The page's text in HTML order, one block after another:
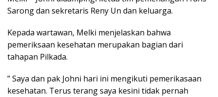
Sarong dan sekretaris Reny Un dan keluarga.
Kepada wartawan, Melki menjelaskan bahwa
pemeriksaan kesehatan merupakan bagian dari
tahapan Pilkada.
” Saya dan pak Johni hari ini mengikuti pemerikasaan
kesehatan. Terus terang saya kesini tidak pernah